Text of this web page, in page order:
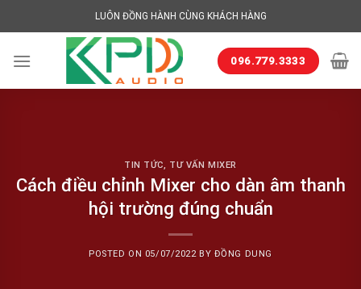
to
LUÔN ĐỒNG HÀNH CÙNG KHÁCH HÀNG
096.779.3333
TIN TỨC, TƯ VẤN MIXER
Cách điều chỉnh Mixer cho dàn âm thanh
hội trường đúng chuẩn
POSTED ON 05/07/2022BY ĐỒNG DUNG